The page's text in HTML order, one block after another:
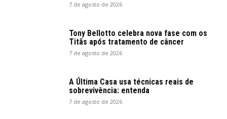
7 de agosto de 2026
Tony Bellotto celebra nova fase com os
Titãs após tratamento de câncer
7 de agosto de 2026
A Última Casa usa técnicas reais de
sobrevivência: entenda
7 de agosto de 2026